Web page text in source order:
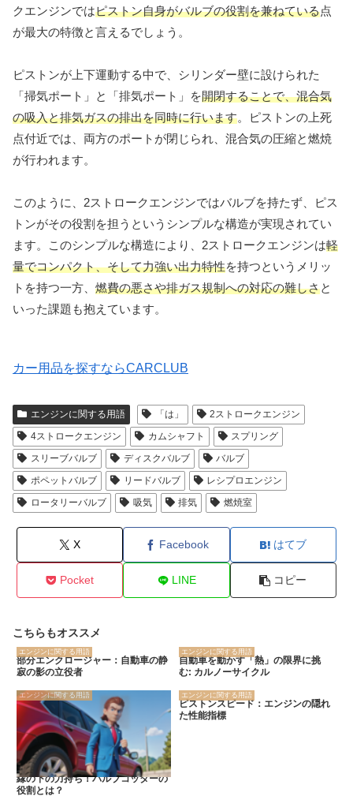
クエンジンではピストン自身がバルブの役割を兼ねている点
が最大の特徴と言えるでしょう。
ピストンが上下運動する中で、シリンダー壁に設けられた
「掃気ポート」と「排気ポート」を開閉することで、混合気
の吸入と排気ガスの排出を同時に行います。ピストンの上死
点付近では、両方のポートが閉じられ、混合気の圧縮と燃焼
が行われます。
このように、2ストロークエンジンではバルブを持たず、ピス
トンがその役割を担うというシンプルな構造が実現されてい
ます。このシンプルな構造により、2ストロークエンジンは軽
量でコンパクト、そして力強い出力特性を持つというメリッ
トを持つ一方、 燃費の悪さや排ガス規制への対応の難しさと
いった課題も抱えています。
カー用品を探すならCARCLUB
エンジンに関する用語 「は」
2ストロークエンジン
4ストロークエンジン
カムシャフト
スプリング
スリーブバルブ
ディスクバルブ
バルブ
ポペットバルブ
リードバルブ
レシプロエンジン
ロータリーバルブ
吸気 排気 燃焼室
X Facebook はてブ
Pocket LINE コピー
こちらもオススメ
エンジンに関する用語
部分エンクロージャー：自動車の静
寂の影の立役者
エンジンに関する用語
自動車を動かす「熱」の限界に挑
む: カルノーサイクル
エンジンに関する用語
縁の下の力持ち！バルブコッターの
役割とは？
エンジンに関する用語
ピストンスピード：エンジンの隠れ
た性能指標